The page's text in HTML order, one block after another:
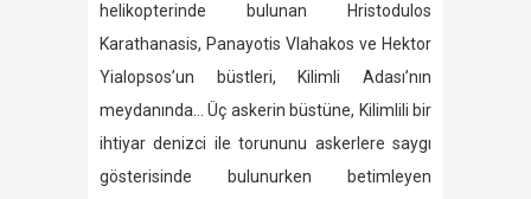
helikopterinde bulunan Hristodulos
Karathanasis, Panayotis Vlahakos ve Hektor
Yialopsos’un büstleri, Kilimli Adası’nın
meydanında… Üç askerin büstüne, Kilimlili bir
ihtiyar denizci ile torununu askerlere saygı
gösterisinde bulunurken betimleyen